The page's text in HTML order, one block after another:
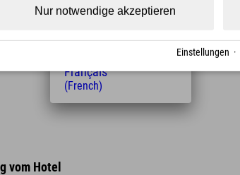
Stress. Im
Skigebiet Sudelfeld
direkt vor Ort. So gelingt der Einstieg in
Winterurlauber.
vom Hotel
Nur notwendige akzeptieren
Einstellungen ·
Magyar
Nederlands
Français
(French)